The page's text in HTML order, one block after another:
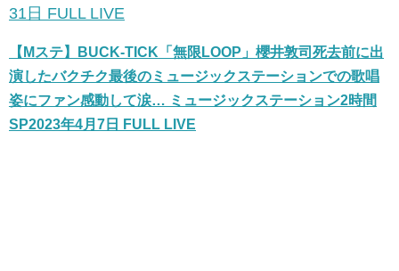
31日 FULL LIVE
【Mステ】BUCK-TICK「無限LOOP」櫻井敦司死去前に出
演したバクチク最後のミュージックステーションでの歌唱
姿にファン感動して涙… ミュージックステーション2時間
SP2023年4月7日 FULL LIVE